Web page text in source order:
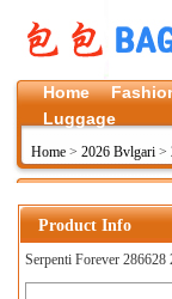
Home
Luggage
Home > 2026 Bvlgari >
Product Info
Serpenti Forever